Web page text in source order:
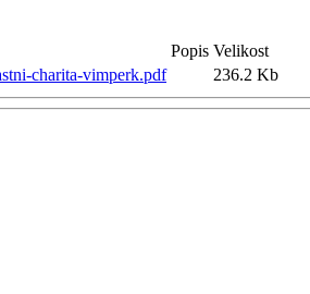
Popis Velikost
charita-vimperk.pdf
236.2 Kb